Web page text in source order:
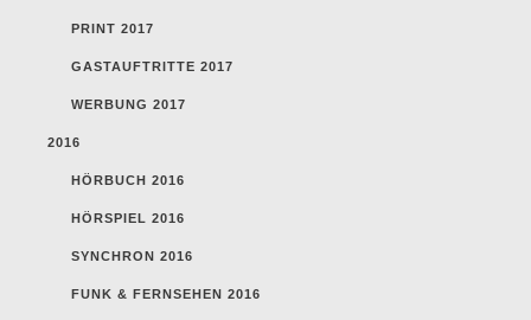
PRINT 2017
GASTAUFTRITTE 2017
WERBUNG 2017
2016
HÖRBUCH 2016
HÖRSPIEL 2016
SYNCHRON 2016
FUNK & FERNSEHEN 2016